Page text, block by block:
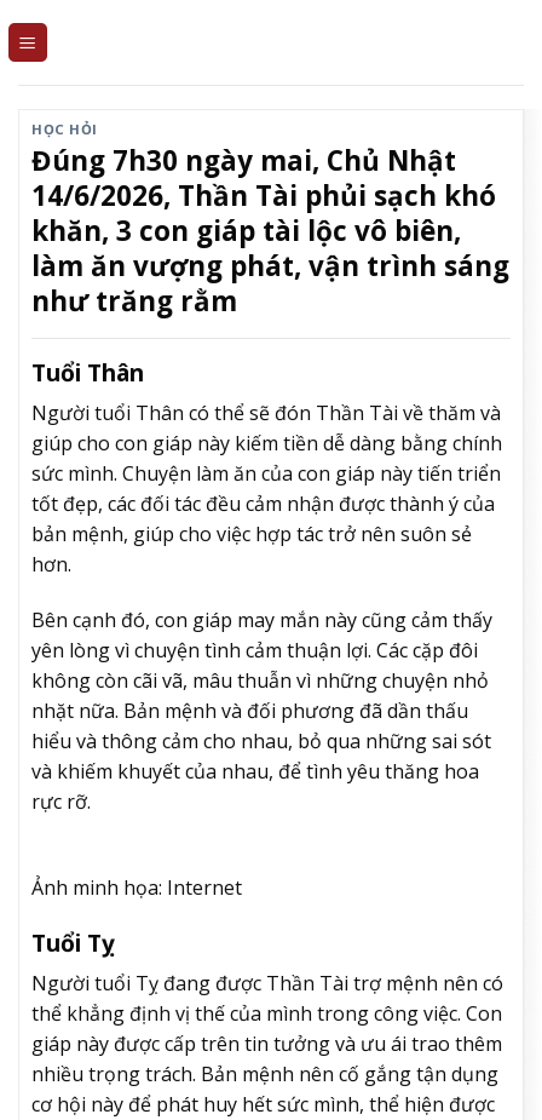
HỌC HỎI
Đúng 7h30 ngày mai, Chủ Nhật
14/6/2026, Thần Tài phủi sạch khó
khăn, 3 con giáp tài lộc vô biên,
làm ăn vượng phát, vận trình sáng
như trăng rằm
Tuổi Thân
Người tuổi Thân có thể sẽ đón Thần Tài về thăm và
giúp cho con giáp này kiếm tiền dễ dàng bằng chính
sức mình. Chuyện làm ăn của con giáp này tiến triển
tốt đẹp, các đối tác đều cảm nhận được thành ý của
bản mệnh, giúp cho việc hợp tác trở nên suôn sẻ
hơn.
Bên cạnh đó, con giáp may mắn này cũng cảm thấy
yên lòng vì chuyện tình cảm thuận lợi. Các cặp đôi
không còn cãi vã, mâu thuẫn vì những chuyện nhỏ
nhặt nữa. Bản mệnh và đối phương đã dần thấu
hiểu và thông cảm cho nhau, bỏ qua những sai sót
và khiếm khuyết của nhau, để tình yêu thăng hoa
rực rỡ.
Ảnh minh họa: Internet
Tuổi Tỵ
Người tuổi Tỵ đang được Thần Tài trợ mệnh nên có
thể khẳng định vị thế của mình trong công việc. Con
giáp này được cấp trên tin tưởng và ưu ái trao thêm
nhiều trọng trách. Bản mệnh nên cố gắng tận dụng
cơ hội này để phát huy hết sức mình, thể hiện được